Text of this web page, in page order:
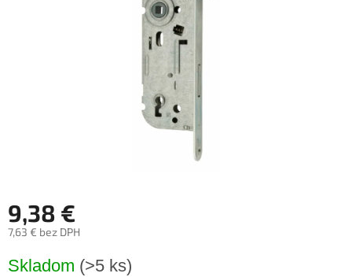
9,38 €
7,63 € bez DPH
cena:
Skladom (>5 ks)